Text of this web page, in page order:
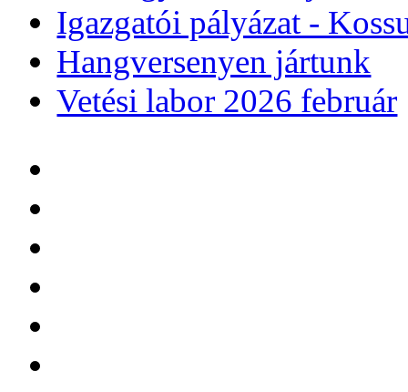
Igazgatói pályázat -
Hangversenyen jártunk
Vetési labor 2026 február